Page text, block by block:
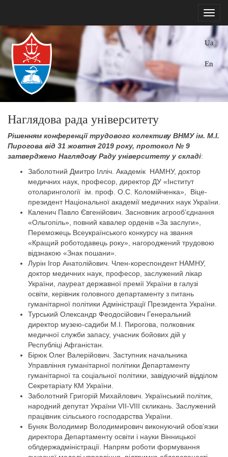
Ua
En
Наглядова рада університету
Рішенням конференції трудового колективу ВНМУ ім. М.І.
Пирогова від 31 жовтня 2019 року, протокол № 9
затверджено Наглядову Раду університету у складі:
Заболотний Дмитро Ілліч. Академік НАМНУ, доктор
медичних наук, професор, директор ДУ «Інститут
отоларингології ім. проф. О.С. Коломійченка», Віце-
президент Національної академії медичних наук України.
Каленич Павло Євгенійович. Засновник агрооб’єднання
«Ольгопіль», повний кавалер орденів «За заслуги»,
Переможець Всеукраїнського конкурсу на звання
«Кращий роботодавець року», нагороджений трудовою
відзнакою «Знак пошани».
Лурін Ігор Анатолійович. Член-кореспондент НАМНУ,
доктор медичних наук, професор, заслужений лікар
України, лауреат державної премії України в галузі
освіти, керівник головного департаменту з питань
гуманітарної політики Адміністрації Президента України.
Турський Олександр Феодосійович Генеральний
директор музею-садиби М.І. Пирогова, полковник
медичної служби запасу, учасник бойових дій у
Республіці Афганістан.
Бірюк Олег Валерійович. Заступник начальника
Управління гуманітарної політики Департаменту
гуманітарної та соціальної політики, завідуючий відділом
Секретаріату КМ України.
Заболотний Григорій Михайлович. Український політик,
народний депутат України VІІ-VІІІ скликань. Заслужений
працівник сільського господарства України.
Буняк Володимир Володимирович виконуючий обов’язки
директора Департаменту освіти і науки Вінницької
облдержадміністрації. Напрям роботи формування